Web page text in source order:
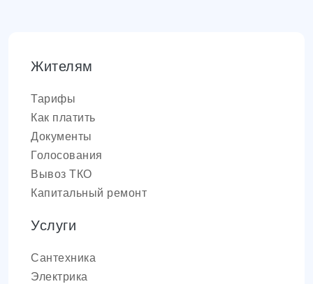
Жителям
Тарифы
Как платить
Документы
Голосования
Вывоз ТКО
Капитальный ремонт
Услуги
Сантехника
Электрика